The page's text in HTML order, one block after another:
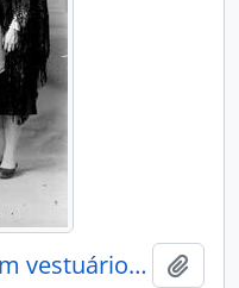
Retrato de mulheres com vestuário regional